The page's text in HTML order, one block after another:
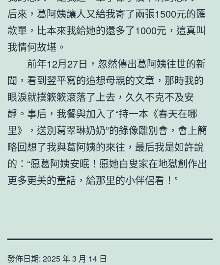
后來，葛阿姨讓人又給我寄了兩張1500元的匯
款單，比本來我給她的還多了1000元，這真叫
我情何故堪。
前年12月27日，忽然傳出葛阿姨往世的新
聞，看到翌平寫的追想母親的文章，那時我的
眼淚就撲簌簌滾落了上去，久久不克不及安
靜。事后，我餐與加入了“持一本《春天在哪
里》，送別葛翠琳奶奶”的錄像離別會，會上簡
略回想了我與葛阿姨的來往，最后我是如許說
的：“愿葛阿姨安眠！愿她白叟家在地獄創作出
更多更美的童話，給那里的小伴侶看！”
發佈日期: 2025 年 3 月 14 日